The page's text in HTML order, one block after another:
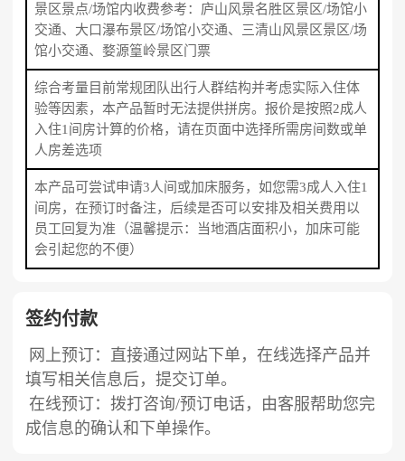
景区景点/场馆内收费参考：庐山风景名胜区景区/场馆小
交通、大口瀑布景区/场馆小交通、三清山风景区景区/场
馆小交通、婺源篁岭景区门票
综合考量目前常规团队出行人群结构并考虑实际入住体
验等因素，本产品暂时无法提供拼房。报价是按照2成人
入住1间房计算的价格，请在页面中选择所需房间数或单
人房差选项
本产品可尝试申请3人间或加床服务，如您需3成人入住1
间房，在预订时备注，后续是否可以安排及相关费用以
员工回复为准（温馨提示：当地酒店面积小，加床可能
会引起您的不便）
签约付款
网上预订：直接通过网站下单，在线选择产品并
填写相关信息后，提交订单。
在线预订：拨打咨询/预订电话，由客服帮助您完
成信息的确认和下单操作。